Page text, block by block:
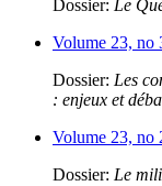
Dossier: Le
Volume 23, no
Dossier: Les
: enjeux et
Volume 23, no
Dossier: Le